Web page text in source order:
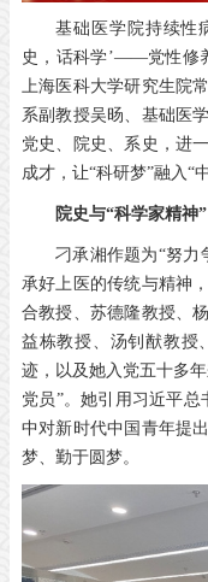
基础医学院持续性
史，话科学’——党性修
上海医科大学研究生院
系副教授吴旸、基础医
党史、院史、系史，进
成才，让“科研梦”融入“
院史与“科学家精神”
刁承湘作题为“努力
承好上医的传统与精神
合教授、苏德隆教授、
益栋教授、汤钊猷教授
迹，以及她入党五十多
党员”。她引用习近平
中对新时代中国青年提
梦、勤于圆梦。